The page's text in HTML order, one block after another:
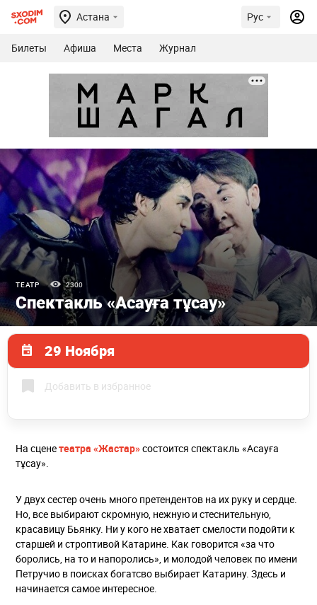
Астана Рус
Билеты Афиша Места Журнал
ТЕАТР 2300
Спектакль «Асауға тұсау»
29 Ноября
Добавить в избранное
На сценетеатра «Жастар»состоится спектакль «Асауға
тұсау».
У двух сестер очень много претендентов на их руку и сердце.
Но, все выбирают скромную, нежную и стеснительную,
красавицу Бьянку. Ни у кого не хватает смелости подойти к
старшей и строптивой Катарине. Как говорится «за что
боролись, на то и напоролись», и молодой человек по имени
Петручио в поисках богатсво выбирает Катарину. Здесь и
начинается самое интересное.